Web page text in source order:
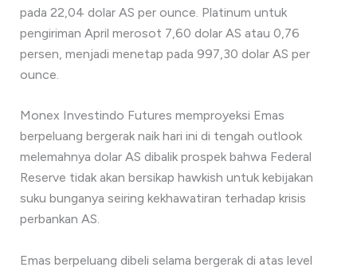
pada 22,04 dolar AS per ounce. Platinum untuk
pengiriman April merosot 7,60 dolar AS atau 0,76
persen, menjadi menetap pada 997,30 dolar AS per
ounce.
Monex Investindo Futures memproyeksi Emas
berpeluang bergerak naik hari ini di tengah outlook
melemahnya dolar AS dibalik prospek bahwa Federal
Reserve tidak akan bersikap hawkish untuk kebijakan
suku bunganya seiring kekhawatiran terhadap krisis
perbankan AS.
Emas berpeluang dibeli selama bergerak di atas level